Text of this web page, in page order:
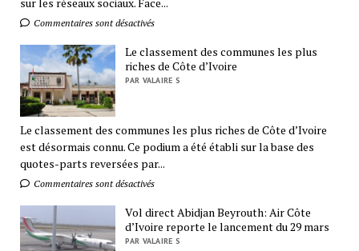
Commentaires sont désactivés
Le classement des communes les plus
riches de Côte d’Ivoire
PAR VALAIRE S
Le classement des communes les plus riches de Côte d’Ivoire
est désormais connu. Ce podium a été établi sur la base des
quotes-parts reversées par...
Commentaires sont désactivés
Vol direct Abidjan Beyrouth: Air Côte
d’Ivoire reporte le lancement du 29 mars
PAR VALAIRE S